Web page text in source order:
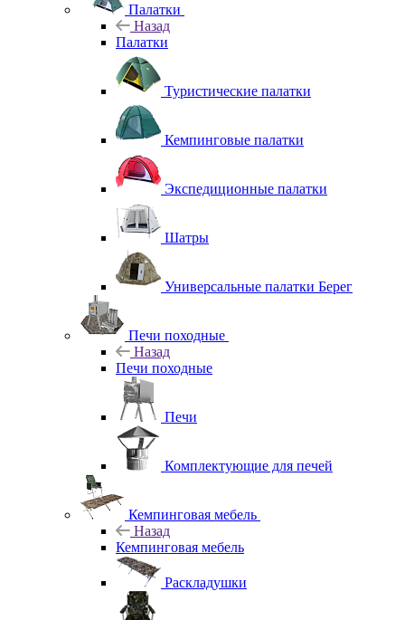
Палатки
Назад
Палатки
Туристические палатки
Кемпинговые палатки
Экспедиционные палатки
Шатры
Универсальные палатки Берег
Печи походные
Назад
Печи походные
Печи
Комплектующие для печей
Кемпинговая мебель
Назад
Кемпинговая мебель
Раскладушки